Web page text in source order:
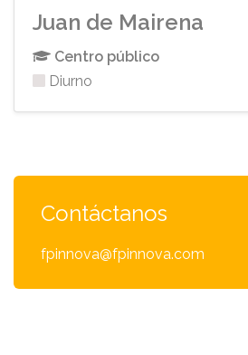
Juan de Mairena
Centro público
Diurno
Contáctanos
fpinnova@fpinnova.com